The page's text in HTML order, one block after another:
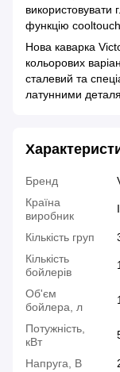
використовувати
функцію
Нова каварка
кольорових
сталевий та
латунними
Бренд
Країна
виробник
Кількість груп
Кількість
бойлерів
1
Об'єм
бойлера, л
Потужність,
кВт
Напруга, В